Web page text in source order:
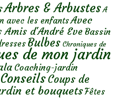
Arbres & Arbustes A
avec les enfantsAvec
Amis d'André Eve Bassin
Bulbes Chroniques de
de mon jardin
Coaching-jardin
ConseilsCoups de
et bouquetsFêtes